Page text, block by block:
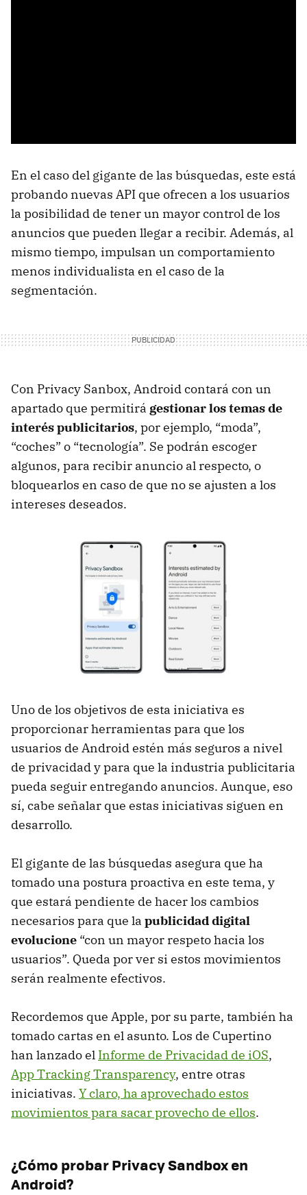
En el caso del gigante de las búsquedas, este está
probando nuevas API que ofrecen a los usuarios
la posibilidad de tener un mayor control de los
anuncios que pueden llegar a recibir. Además, al
mismo tiempo, impulsan un comportamiento
menos individualista en el caso de la
segmentación.
Con Privacy Sanbox, Android contará con un
apartado que permitirá gestionar los temas de
interés publicitarios, por ejemplo, “moda”,
“coches” o “tecnología”. Se podrán escoger
algunos, para recibir anuncio al respecto, o
bloquearlos en caso de que no se ajusten a los
intereses deseados.
Uno de los objetivos de esta iniciativa es
proporcionar herramientas para que los
usuarios de Android estén más seguros a nivel
de privacidad y para que la industria publicitaria
pueda seguir entregando anuncios. Aunque, eso
sí, cabe señalar que estas iniciativas siguen en
desarrollo.
El gigante de las búsquedas asegura que ha
tomado una postura proactiva en este tema, y
que estará pendiente de hacer los cambios
necesarios para que la publicidad digital
evolucione “con un mayor respeto hacia los
usuarios”. Queda por ver si estos movimientos
serán realmente efectivos.
Recordemos que Apple, por su parte, también ha
tomado cartas en el asunto. Los de Cupertino
han lanzado el Informe de Privacidad de iOS,
App Tracking Transparency, entre otras
iniciativas. Y claro, ha aprovechado estos
movimientos para sacar provecho de ellos.
¿Cómo probar Privacy Sandbox en
Android?